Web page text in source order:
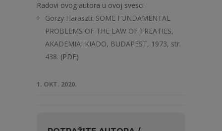
Radovi ovog autora u ovoj svesci
Gorzy Haraszti: SOME FUNDAMENTAL
PROBLEMS OF THE LAW OF TREATIES,
AKADEMIAI KIADO, BUDAPEST, 1973, str.
438. (PDF)
1. OKT. 2020.